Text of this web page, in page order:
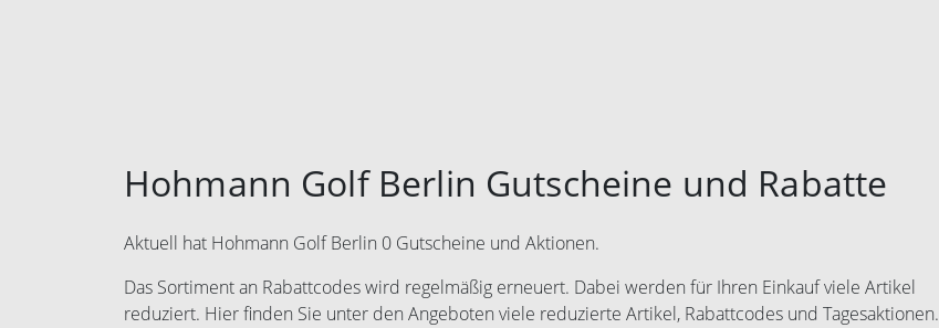
Hohmann Golf Berlin Gutscheine und Rabatte
Aktuell hat Hohmann Golf Berlin 0 Gutscheine und Aktionen.
Das Sortiment an Rabattcodes wird regelmäßig erneuert. Dabei werden für Ihren Einkauf viele Artikel
reduziert. Hier finden Sie unter den Angeboten viele reduzierte Artikel, Rabattcodes und Tagesaktionen.